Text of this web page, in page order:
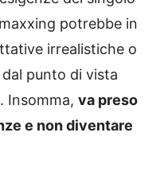
potrebbe in
irrealistiche o
punto di vista
Insomma, va preso
e non diventare